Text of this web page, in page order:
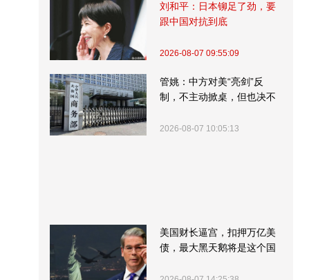
刘和平：日本铆足了劲，要
跟中国对抗到底
2026-08-07 09:55:09
管姚：中方对美“亮剑”反
制，不主动掀桌，但也决不
2026-08-07 10:05:13
美国财长逼宫，扣押万亿美
债，最大黑天鹅将是这个国